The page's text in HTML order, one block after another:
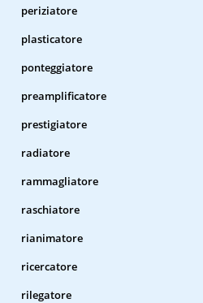
periziatore
plasticatore
ponteggiatore
preamplificatore
prestigiatore
radiatore
rammagliatore
raschiatore
rianimatore
ricercatore
rilegatore